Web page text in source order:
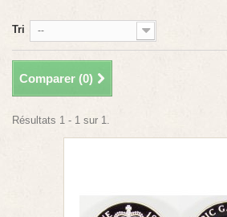
Tri --
Comparer (0)
Résultats 1 - 1 sur 1.